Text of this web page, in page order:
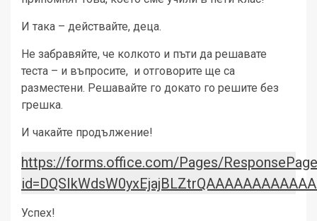
И така – действайте, деца.
Не забравяйте, че колкото и пъти да решавате
теста – и въпросите, и отговорите ще са
разместени. Решавайте го докато го решите без
грешка.
И чакайте продължение!
https://forms.office.com/Pages/
Успех!